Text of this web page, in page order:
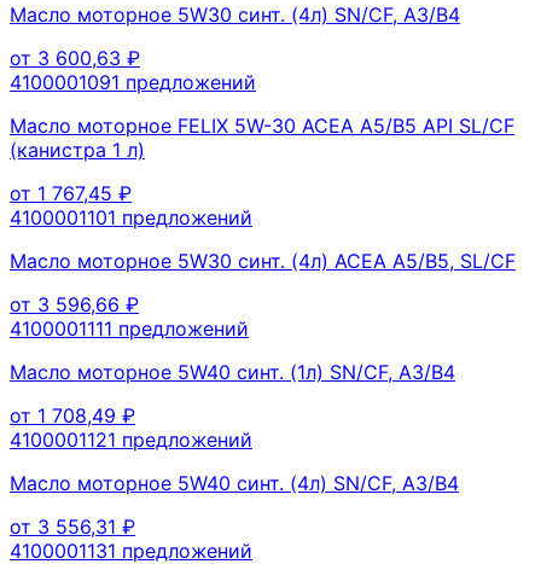
Масло моторное 5W30 синт. (4л) SN/CF, A3/B4
от 3 600,63 ₽
4100001091 предложений
Масло моторное FELIX 5W-30 ACEA A5/B5 API SL/CF
(канистра 1 л)
от 1 767,45 ₽
4100001101 предложений
Масло моторное 5W30 синт. (4л) ACEA A5/B5, SL/CF
от 3 596,66 ₽
4100001111 предложений
Масло моторное 5W40 синт. (1л) SN/CF, A3/B4
от 1 708,49 ₽
4100001121 предложений
Масло моторное 5W40 синт. (4л) SN/CF, A3/B4
от 3 556,31 ₽
4100001131 предложений